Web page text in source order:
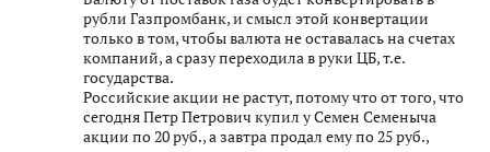
рубли Газпромбанк, и смысл этой конвертации
только в том, чтобы валюта не оставалась на счетах
компаний, а сразу переходила в руки ЦБ, т.е.
государства.
Российские акции не растут, потому что от того, что
сегодня Петр Петрович купил у Семен Семеныча
акции по 20 руб., а завтра продал ему по 25 руб.,